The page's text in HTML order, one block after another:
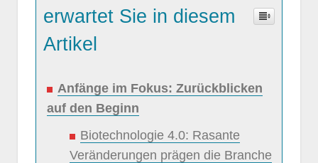
erwartet Sie in diesem
Artikel
Anfänge im Fokus: Zurückblicken
auf den Beginn
Biotechnologie 4.0: Rasante
Veränderungen prägen die Branche